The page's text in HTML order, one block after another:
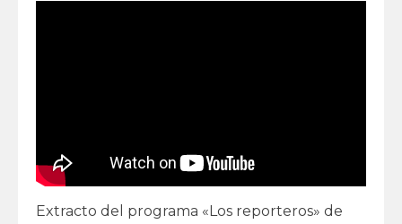
Extracto del programa «Los reporteros» de